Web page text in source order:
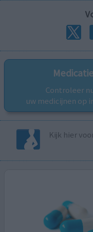
Controleer
uw medicijnen op
Kijk hier